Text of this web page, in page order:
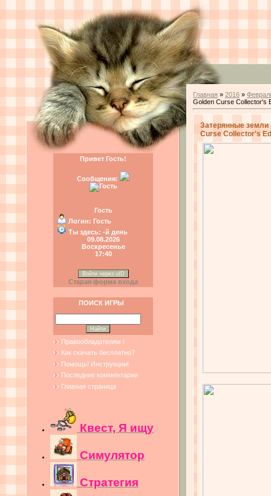
Привет Гость!
Сообщения:
Гость
Логин: Гость
Ты здесь: -й день
09.08.2026
Воскресенье
17:40
Войти через uID
Старая форма входа
ПОИСК ИГРЫ
Правообладателям !
Как скачать бесплатно?
Помощь! Инструкции!
Последние комментарии
Главная страница
Квест, Я ищу
Симулятор
Стратегия
Главная » 2016 »
Golden Curse Collector's
Затерянные земли
Curse Collector's